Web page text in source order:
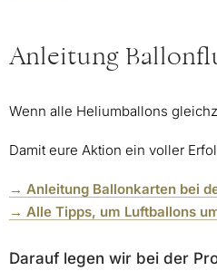
Anleitung
Wenn alle Heliumballons
Damit eure Aktion ein voller
→ Anleitung Ballonkarten bei
→ Alle Tipps, um Luftballons
Darauf legen wir bei der